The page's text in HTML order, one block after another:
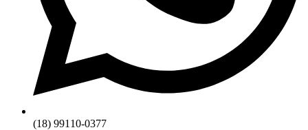
(18) 99110-0377